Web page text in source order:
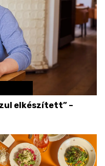
elkészített” –